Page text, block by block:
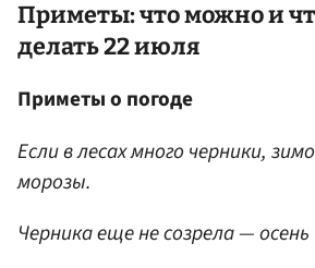
Приметы: что можно и
делать 22 июля
Приметы о погоде
Если в лесах много черники,
морозы.
Черника еще не созрела —